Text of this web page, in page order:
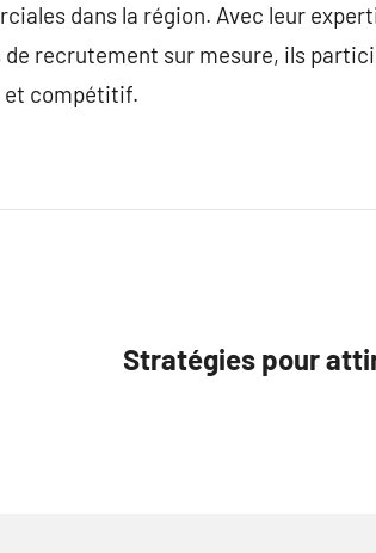
dans la région. Avec leur
recrutement sur mesure, ils
et compétitif.
Stratégies pour